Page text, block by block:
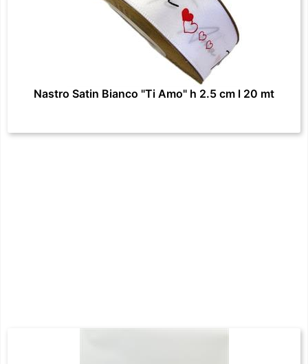
Nastro Satin Bianco "Ti Amo" h 2.5 cm l 20 mt